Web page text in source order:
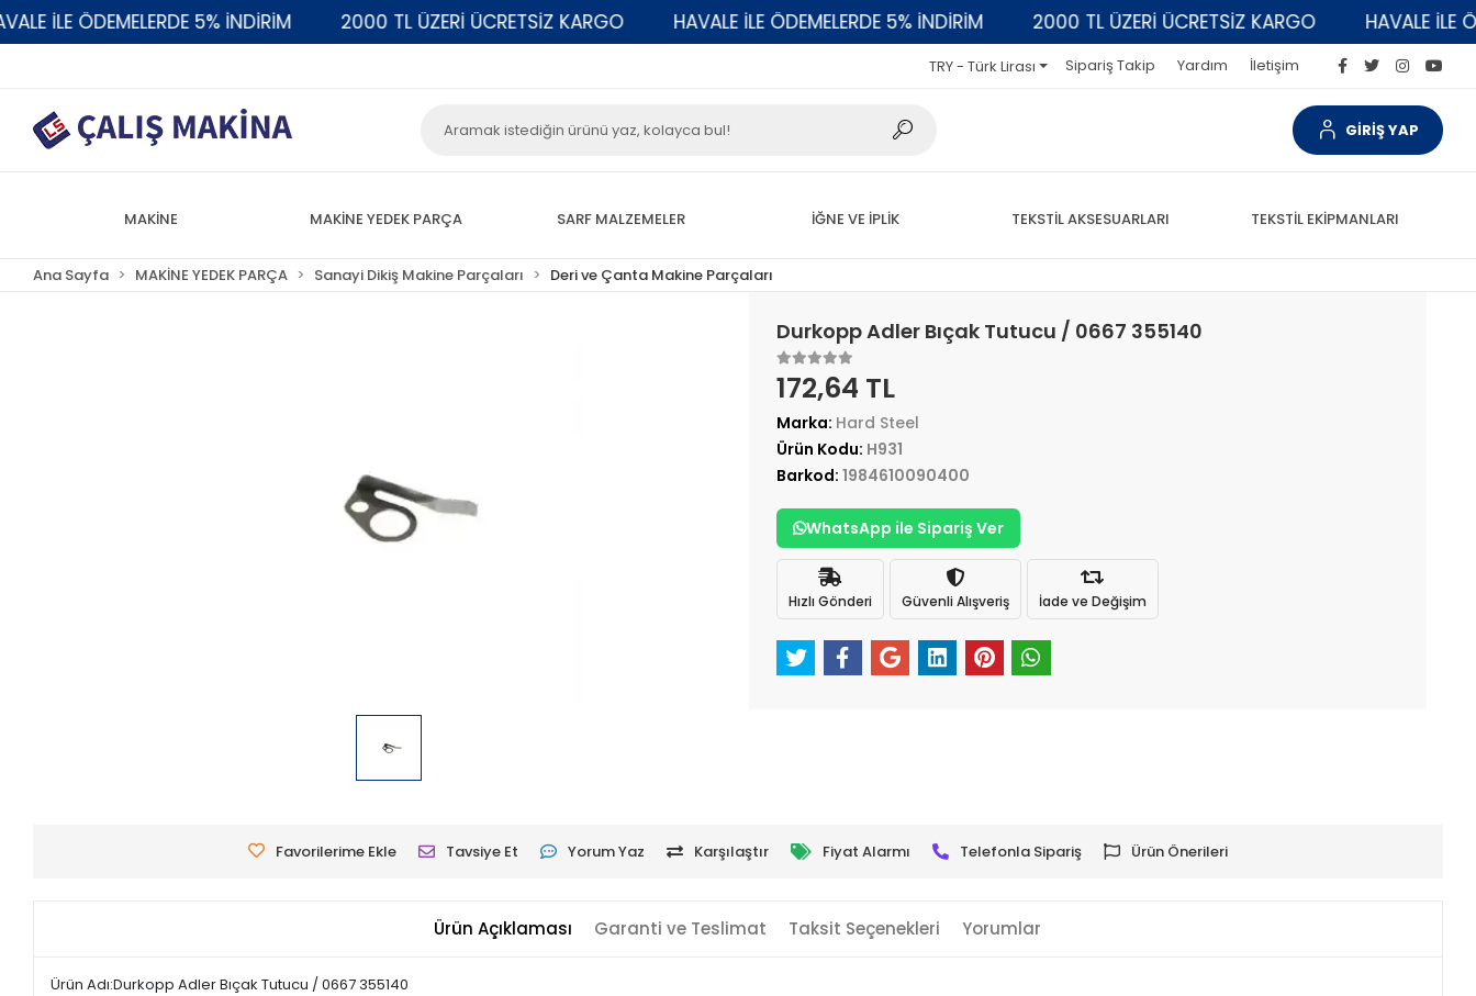
İLE ÖDEMELERDE 5% İNDİRİM 2000 TL ÜZERİ ÜCRETSİZ KARGO HAVALE İLE ÖDEMELERDE 5% İNDİRİM 2000 TL ÜZERİ ÜCRETSİZ KARGO HAVALE İLE
TRY - Türk Lirası Sipariş Takip Yardım İletişim
GİRİŞ YAP
MAKİNE MAKİNE YEDEK PARÇA SARF MALZEMELER İĞNE VE İPLİK TEKSTİL AKSESUARLARI TEKSTİL EKİPMANLARI
Ana Sayfa MAKİNE YEDEK PARÇA Sanayi Dikiş Makine Parçaları Deri ve Çanta Makine Parçaları
Durkopp Adler Bıçak Tutucu / 0667 355140
172,64 TL
Marka: Hard Steel
Ürün Kodu: H931
Barkod: 1984610090400
WhatsApp ile Sipariş Ver
Hızlı Gönderi Güvenli Alışveriş İade ve Değişim
Favorilerime Ekle Tavsiye Et Yorum Yaz Karşılaştır Fiyat Alarmı Telefonla Sipariş Ürün Önerileri
Ürün Açıklaması Garanti ve Teslimat Taksit Seçenekleri Yorumlar
Ürün Adı:Durkopp Adler Bıçak Tutucu / 0667 355140